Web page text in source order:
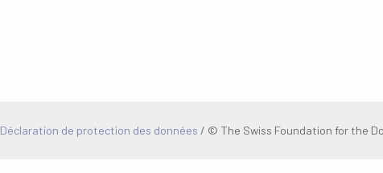
Déclaration de protection des données / © The Swiss Foundation for the